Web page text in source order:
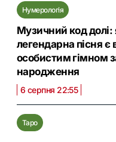
Нумерологія
Музичний код долі:
легендарна пісня
особистим гімном
народження
6 серпня 22:55
Таро